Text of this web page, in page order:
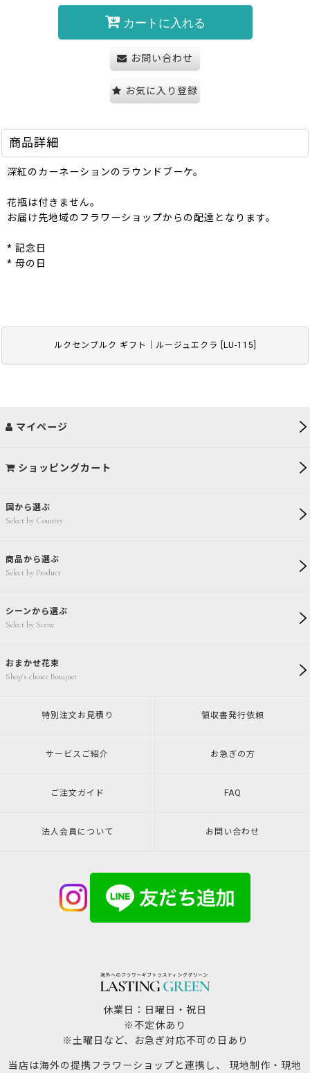
ルクセンブルク ギフト｜ルージュエクラ LU-115
カートに入れる
お問い合わせ
お気に入り登録
商品詳細
深紅のカーネーションのラウンドブーケ。
花瓶は付きません。
お届け先地域のフラワーショップからの配達となります。
* 記念日
* 母の日
国から選ぶ
Select by Country
商品から選ぶ
Select by Product
シーンから選ぶ
Select by Scene
おまかせ花束
Shop's choice Bouquet
マイページ
ショッピングカート
特別注文 お見積り 領収書発行依頼
サービスご紹介 お急ぎの方
ご注文ガイド FAQ
法人会員について お問い合わせ
休業日：日曜日・祝日
※不定休あり
※土曜日など、お急ぎ対応不可の日あり
当店は海外の提携フラワーショップと連携し、 現地制作・現地